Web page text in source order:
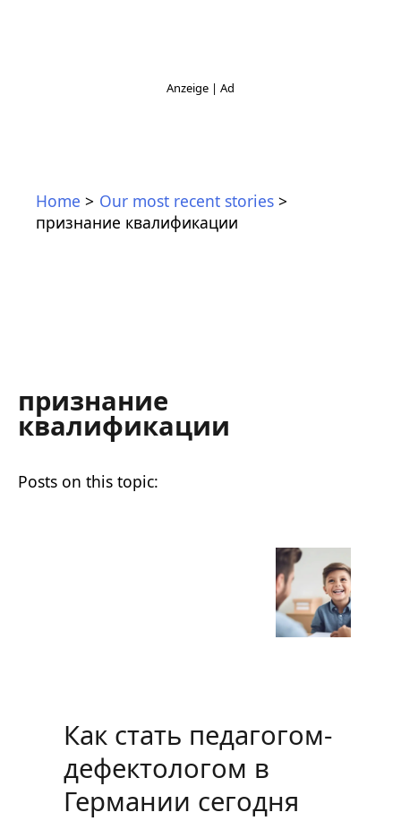
Home
Our most recent stories
признание квалификации
признание
квалификации
Как стать педагогом-
дефектологом в
Германии сегодня